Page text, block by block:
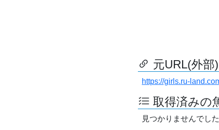
元URL(外部)
https://girls.ru-
取得済みの
見つかりませんでした